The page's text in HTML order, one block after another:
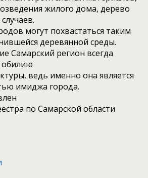
жилого дома, дерево
могут похвастаться таким
деревянной среды.
Самарский регион всегда
обилию
ведь именно она является
имиджа города.
по Самарской области